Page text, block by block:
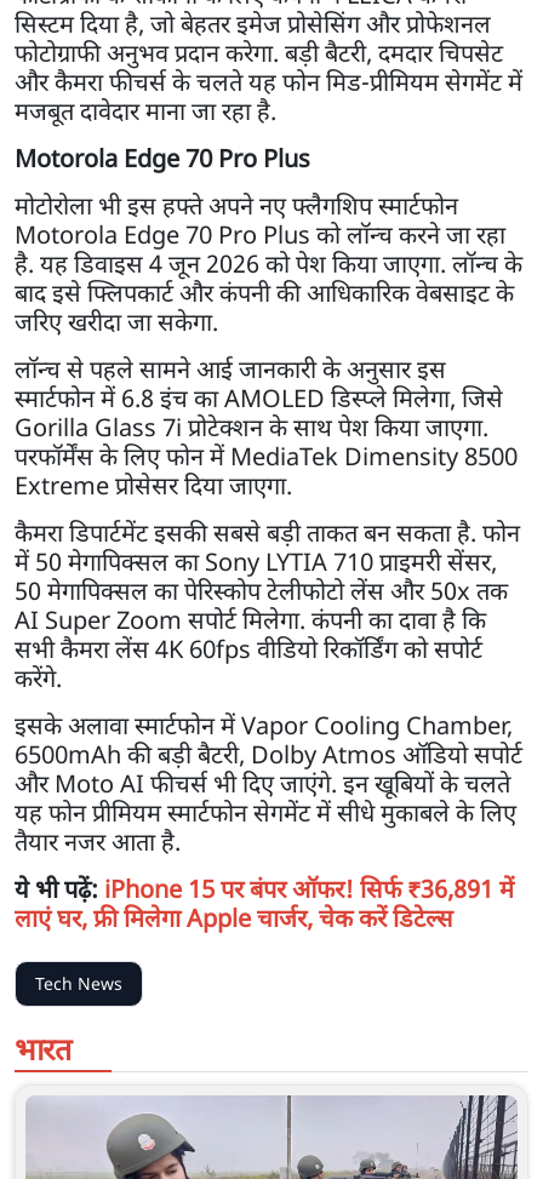
सिस्टम दिया है, जो बेहतर इमेज प्रोसेसिंग और प्रोफेशनल
फोटोग्राफी अनुभव प्रदान करेगा. बड़ी बैटरी, दमदार चिपसेट
और कैमरा फीचर्स के चलते यह फोन मिड-प्रीमियम सेगमेंट में
मजबूत दावेदार माना जा रहा है.
Motorola Edge 70 Pro Plus
मोटोरोला भी इस हफ्ते अपने नए फ्लैगशिप स्मार्टफोन
Motorola Edge 70 Pro Plus को लॉन्च करने जा रहा
है. यह डिवाइस 4 जून 2026 को पेश किया जाएगा. लॉन्च के
बाद इसे फ्लिपकार्ट और कंपनी की आधिकारिक वेबसाइट के
जरिए खरीदा जा सकेगा.
लॉन्च से पहले सामने आई जानकारी के अनुसार इस
स्मार्टफोन में 6.8 इंच का AMOLED डिस्प्ले मिलेगा, जिसे
Gorilla Glass 7i प्रोटेक्शन के साथ पेश किया जाएगा.
परफॉर्मेंस के लिए फोन में MediaTek Dimensity 8500
Extreme प्रोसेसर दिया जाएगा.
कैमरा डिपार्टमेंट इसकी सबसे बड़ी ताकत बन सकता है. फोन
में 50 मेगापिक्सल का Sony LYTIA 710 प्राइमरी सेंसर,
50 मेगापिक्सल का पेरिस्कोप टेलीफोटो लेंस और 50x तक
AI Super Zoom सपोर्ट मिलेगा. कंपनी का दावा है कि
सभी कैमरा लेंस 4K 60fps वीडियो रिकॉर्डिंग को सपोर्ट
करेंगे.
इसके अलावा स्मार्टफोन में Vapor Cooling Chamber,
6500mAh की बड़ी बैटरी, Dolby Atmos ऑडियो सपोर्ट
और Moto AI फीचर्स भी दिए जाएंगे. इन खूबियों के चलते
यह फोन प्रीमियम स्मार्टफोन सेगमेंट में सीधे मुकाबले के लिए
तैयार नजर आता है.
ये भी पढ़ें: iPhone 15 पर बंपर ऑफर! सिर्फ ₹36,891 में
लाएं घर, फ्री मिलेगा Apple चार्जर, चेक करें डिटेल्स
Tech News
भारत